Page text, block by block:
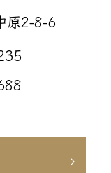
原2-8-6